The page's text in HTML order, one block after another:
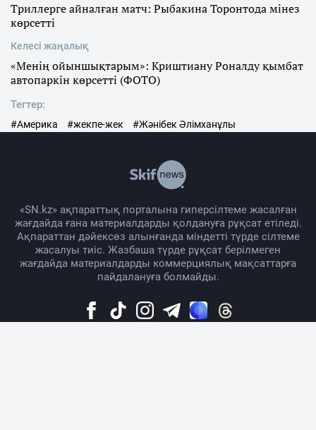
Триллерге айналған матч: Рыбакина Торонтода мінез
көрсетті
Келесі жаңалық
«Менің ойыншықтарым»: Криштиану Роналду қымбат
автопаркін көрсетті (ФОТО)
Тегтер:
#Америка #жекпе-жек #Жәнібек Әлімханұлы
«SN.kz» ақпараттық порталына гиперсілтеме жасалған
жағдайда ғана материалдарды қолдануға рұқсат етіледі.
Ақпараттан дәйексөз алынғанда міндетті түрде сілтеме
жасалуы тиіс. Жазбаша түрде рұқсат берілмеген
жағдайда материалдарды коммерциялық мақсаттарға
пайдалануға болмайды.